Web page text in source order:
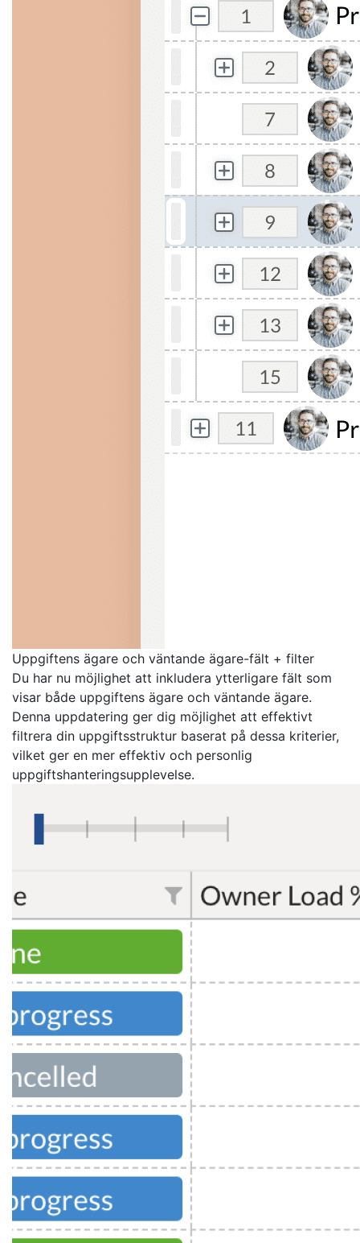
Uppgiftens ägare och väntande ägare-fält + filter
Du har nu möjlighet att inkludera ytterligare fält som
visar både uppgiftens ägare och väntande ägare.
Denna uppdatering ger dig möjlighet att effektivt
filtrera din uppgiftsstruktur baserat på dessa kriterier,
vilket ger en mer effektiv och personlig
uppgiftshanteringsupplevelse.